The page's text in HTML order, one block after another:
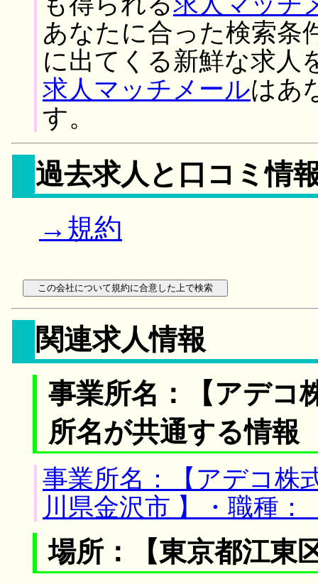
あなたに合った検索条
に出てくる新鮮な求人
求人マッチメールはあ
す。
過去求人と口コミ情
→規約
関連求人情報
事業所名：【アデ
所名が共通する情報
事業所名：【アデコ株
川県金沢市 】・職種：
場所：【東京都江東